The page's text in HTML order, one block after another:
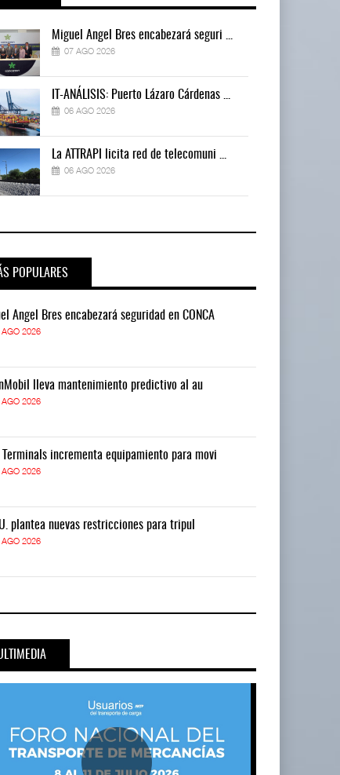
Miguel Ángel Bres encabezará seguri ...
07 AGO 2026
IT-ANÁLISIS: Puerto Lázaro Cárdenas ...
06 AGO 2026
La ATTRAPI licita red de telecomuni ...
06 AGO 2026
POPULARES
Ángel Bres encabezará seguridad en CONCA
2026
lleva mantenimiento predictivo al au
2026
Terminals incrementa equipamiento para movi
2026
plantea nuevas restricciones para tripul
2026